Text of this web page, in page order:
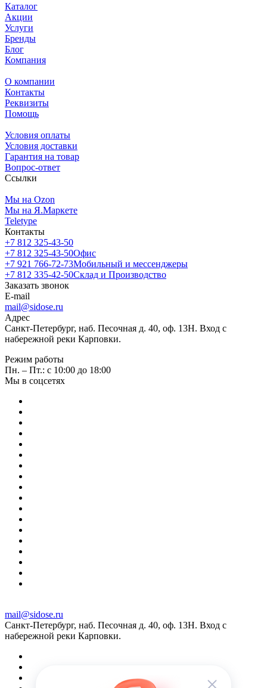
Каталог
Акции
Услуги
Бренды
Блог
Компания
О компании
Контакты
Реквизиты
Помощь
Условия оплаты
Условия доставки
Гарантия на товар
Вопрос-ответ
Ссылки
Мы на Ozon
Мы на Я.Маркете
Teletype
Контакты
+7 812 325-43-50
+7 812 325-43-50Офис
+7 921 766-72-73Мобильный и мессенджеры
+7 812 335-42-50Склад и Производство
Заказать звонок
E-mail
mail@sidose.ru
Адрес
Санкт-Петербург, наб. Песочная д. 40, оф. 13Н. Вход с
набережной реки Карповки.
Режим работы
Пн. – Пт.: с 10:00 до 18:00
Мы в соцсетях
mail@sidose.ru
Санкт-Петербург, наб. Песочная д. 40, оф. 13Н. Вход с
набережной реки Карповки.